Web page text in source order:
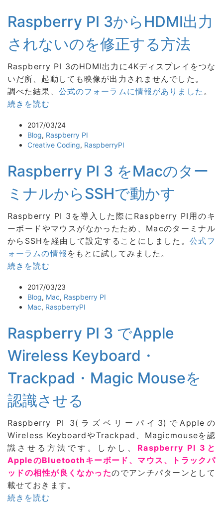
Raspberry PI 3からHDMI出力
されないのを修正する方法
Raspberry PI 3のHDMI出力に4Kディスプレイをつな
いだ所、起動しても映像が出力されませんでした。
調べた結果、 公式のフォーラムに情報がありました 。
続きを読む
2017/03/24
Blog, Raspberry PI
Creative Coding, RaspberryPI
Raspberry PI 3 をMacのター
ミナルからSSHで動かす
Raspberry PI 3を導入した際にRaspberry PI用のキ
ーボードやマウスがなかったため、Macのターミナル
からSSHを経由して設定することにしました。公式フ
ォーラムの情報 をもとに試してみました。
続きを読む
2017/03/23
Blog, Mac, Raspberry PI
Mac, RaspberryPI
Raspberry PI 3 でApple
Wireless Keyboard・
Trackpad・Magic Mouseを
認識させる
Raspberry PI 3(ラズベリーパイ3)でAppleの
Wireless KeyboardやTrackpad、Magicmouseを認
識させる方法です。しかし、 Raspberry PI 3と
AppleのBluetoothキーボード、マウス、トラックパ
ッドの相性が良くなかったのでアンチパターンとして
載せておきます。
続きを読む